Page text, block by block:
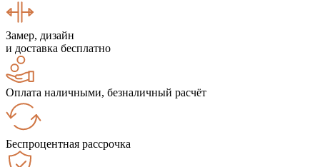
Замер, дизайн
и доставка бесплатно
Оплата наличными, безналичный расчёт
Беспроцентная рассрочка